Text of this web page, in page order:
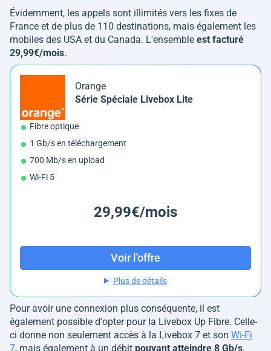
Évidemment, les appels sont illimités vers les fixes de
France et de plus de 110 destinations, mais également les
mobiles des USA et du Canada. L'ensemble est facturé
29,99€/mois.
Orange
Série Spéciale Livebox Lite
Fibre optique
1 Gb/s en téléchargement
700 Mb/s en upload
Wi-Fi 5
29,99€/mois
Voir l'offre
Plus de détails
Pour avoir une connexion plus conséquente, il est
également possible d'opter pour la Livebox Up Fibre. Celle-
ci donne non seulement accès à la Livebox 7 et son Wi-Fi
7, mais également à un débit pouvant atteindre 8 Gb/s.